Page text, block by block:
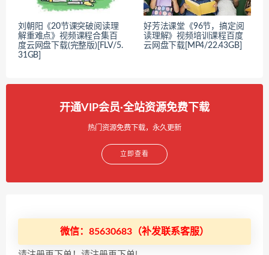
刘朝阳《20节课突破阅读理
解重难点》视频课程合集百
度云网盘下载(完整版)[FLV/5.
31GB]
好芳法课堂《96节，搞定阅
读理解》视频培训课程百度
云网盘下载[MP4/22.43GB]
开通VIP会员·全站资源免费下载
热门资源免费下载，永久更新
立即查看
微信：85630683（补发联系客服）